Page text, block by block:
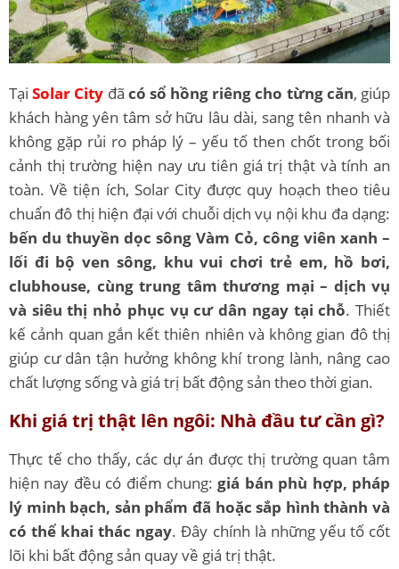
TạiSolar City đã có sổ hồng riêng cho từng căn, giúp
khách hàng yên tâm sở hữu lâu dài, sang tên nhanh và
không gặp rủi ro pháp lý – yếu tố then chốt trong bối
cảnh thị trường hiện nay ưu tiên giá trị thật và tính an
toàn. Về tiện ích, Solar City được quy hoạch theo tiêu
chuẩn đô thị hiện đại với chuỗi dịch vụ nội khu đa dạng:
bến du thuyền dọc sông Vàm Cỏ, công viên xanh –
lối đi bộ ven sông, khu vui chơi trẻ em, hồ bơi,
clubhouse, cùng trung tâm thương mại – dịch vụ
và siêu thị nhỏ phục vụ cư dân ngay tại chỗ. Thiết
kế cảnh quan gắn kết thiên nhiên và không gian đô thị
giúp cư dân tận hưởng không khí trong lành, nâng cao
chất lượng sống và giá trị bất động sản theo thời gian.
Khi giá trị thật lên ngôi: Nhà đầu tư cần gì?
Thực tế cho thấy, các dự án được thị trường quan tâm
hiện nay đều có điểm chung:giá bán phù hợp, pháp
lý minh bạch, sản phẩm đã hoặc sắp hình thành và
có thể khai thác ngay. Đây chính là những yếu tố cốt
lõi khi bất động sản quay về giá trị thật.